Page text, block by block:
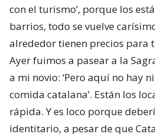
con el turismo’, porque los
barrios, todo se vuelve
alrededor tienen precios para
Ayer fuimos a pasear a la
a mi novio: ‘Pero aquí no hay
comida catalana’. Están los
rápida. Y es loco porque
identitario, a pesar de que